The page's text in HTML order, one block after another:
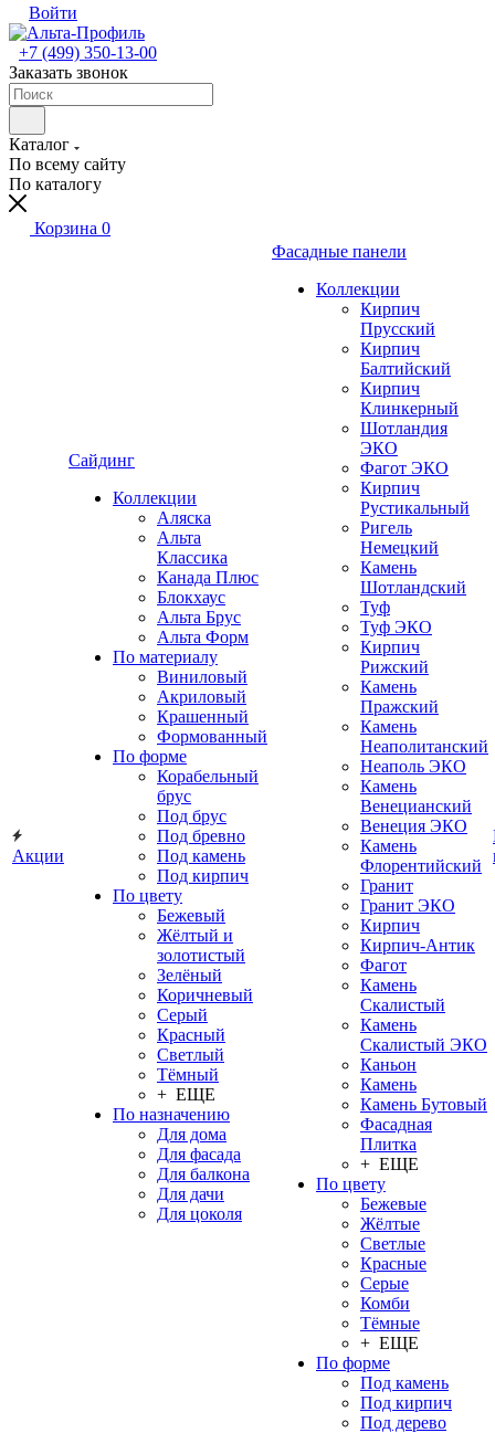
Войти
+7 (499) 350-13-00
Заказать звонок
Каталог
По всему сайту
По каталогу
Корзина 0
Акции
Сайдинг
Коллекции
Аляска
Альта
Классика
Канада Плюс
Блокхаус
Альта Брус
Альта Форм
По материалу
Виниловый
Акриловый
Крашенный
Формованный
По форме
Корабельный
брус
Под брус
Под бревно
Под камень
Под кирпич
По цвету
Бежевый
Жёлтый и
золотистый
Зелёный
Коричневый
Серый
Красный
Светлый
Тёмный
+ ЕЩЕ
По назначению
Для дома
Для фасада
Для балкона
Для дачи
Для цоколя
Фасадные панели
Коллекции
Кирпич
Прусский
Кирпич
Балтийский
Кирпич
Клинкерный
Шотландия
ЭКО
Фагот ЭКО
Кирпич
Рустикальный
Ригель
Немецкий
Камень
Шотландский
Туф
Туф ЭКО
Кирпич
Рижский
Камень
Пражский
Камень
Неаполитанский
Неаполь ЭКО
Камень
Венецианский
Венеция ЭКО
Камень
Флорентийский
Гранит
Гранит ЭКО
Кирпич
Кирпич-Антик
Фагот
Камень
Скалистый
Камень
Скалистый ЭКО
Каньон
Камень
Камень Бутовый
Фасадная
Плитка
+ ЕЩЕ
По цвету
Бежевые
Жёлтые
Светлые
Красные
Серые
Комби
Тёмные
+ ЕЩЕ
По форме
Под камень
Под кирпич
Под дерево